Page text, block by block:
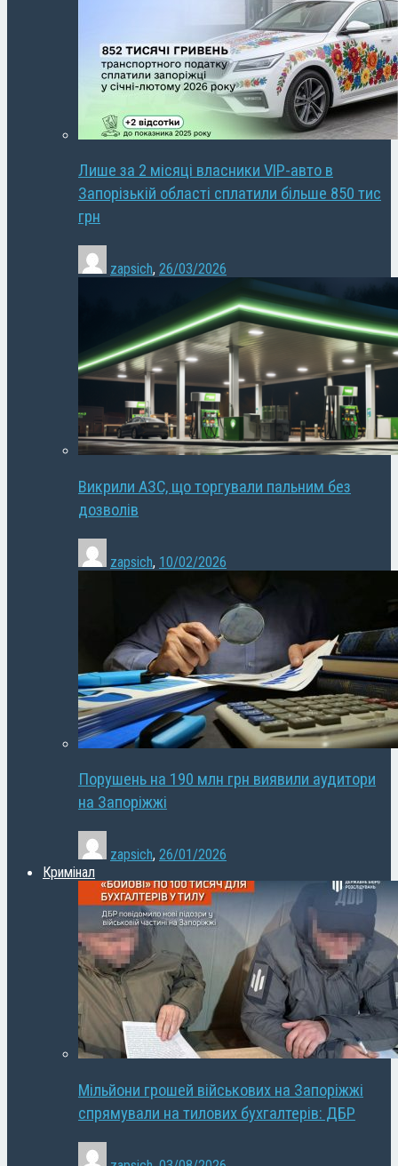
Лише за 2 місяці власники VIP-авто в
Запорізькій області сплатили більше 850 тис
грн
zapsich, 26/03/2026
Викрили АЗС, що торгували пальним без
дозволів
zapsich, 10/02/2026
Порушень на 190 млн грн виявили аудитори
на Запоріжжі
zapsich, 26/01/2026
Кримінал
Мільйони грошей військових на Запоріжжі
спрямували на тилових бухгалтерів: ДБР